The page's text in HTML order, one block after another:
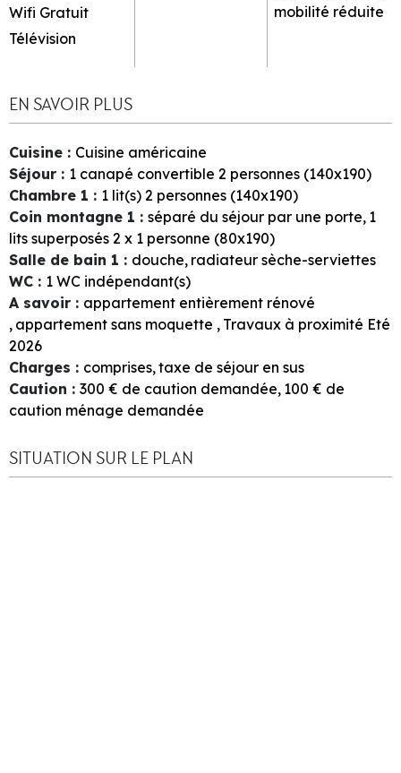
Wifi Gratuit
Télévision
mobilité réduite
EN SAVOIR PLUS
Cuisine : Cuisine américaine
Séjour : 1 canapé convertible 2 personnes (140x190)
Chambre 1 : 1 lit(s) 2 personnes (140x190)
Coin montagne 1 : séparé du séjour par une porte 1
lits superposés 2 x 1 personne (80x190)
Salle de bain 1 : douche radiateur sèche-serviettes
WC : 1 WC indépendant(s)
A savoir : appartement entièrement rénové
appartement sans moquette
Travaux à proximité Eté
2026
Charges : comprises taxe de séjour en sus
Caution : 300 € de caution demandée 100 € de
caution ménage demandée
SITUATION SUR LE PLAN